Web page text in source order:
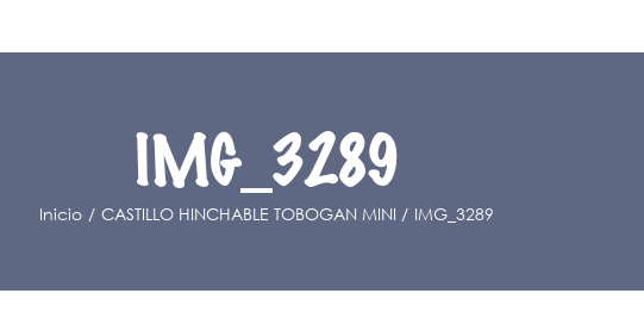
IMG_3289
Inicio CASTILLO HINCHABLE TOBOGAN MINI IMG_3289